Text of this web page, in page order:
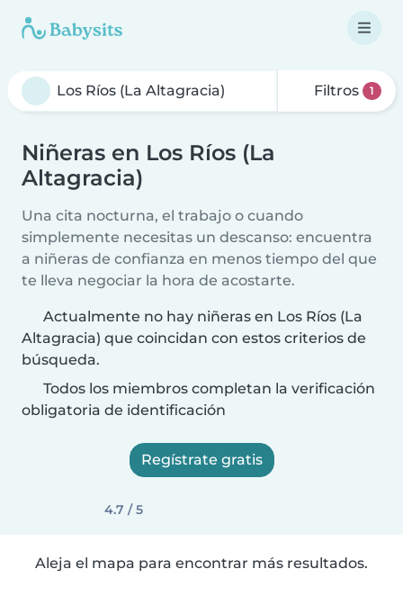
Filtros 1
Niñeras en Los Ríos (La
Altagracia)
Una cita nocturna, el trabajo o cuando
simplemente necesitas un descanso: encuentra
a niñeras de confianza en menos tiempo del que
te lleva negociar la hora de acostarte.
Actualmente no hay niñeras en Los Ríos (La
Altagracia) que coincidan con estos criterios de
búsqueda.
Todos los miembros completan la verificación
obligatoria de identificación
Regístrate gratis
4.7 / 5
Aleja el mapa para encontrar más resultados.